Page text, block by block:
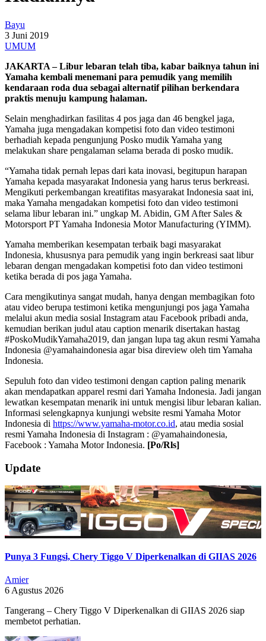
Bayu
3 Juni 2019
UMUM
JAKARTA – Libur lebaran telah tiba, kabar baiknya tahun ini
Yamaha kembali menemani para pemudik yang memilih
kendaraan roda dua sebagai alternatif pilihan berkendara
praktis menuju kampung halaman.
Selain menghadirkan fasilitas 4 pos jaga dan 46 bengkel jaga,
Yamaha juga mengadakan kompetisi foto dan video testimoni
berhadiah kepada pengunjung Posko mudik Yamaha yang
melakukan share pengalaman selama berada di posko mudik.
“Yamaha tidak pernah lepas dari kata inovasi, begitupun harapan
Yamaha kepada masyarakat Indonesia yang harus terus berkreasi.
Mengikuti perkembangan kreatifitas masyarakat Indonesia saat ini,
maka Yamaha mengadakan kompetisi foto dan video testimoni
selama libur lebaran ini.” ungkap M. Abidin, GM After Sales &
Motorsport PT Yamaha Indonesia Motor Manufacturing (YIMM).
Yamaha memberikan kesempatan terbaik bagi masyarakat
Indonesia, khususnya para pemudik yang ingin berkreasi saat libur
lebaran dengan mengadakan kompetisi foto dan video testimoni
ketika berada di pos jaga Yamaha.
Cara mengikutinya sangat mudah, hanya dengan membagikan foto
atau video berupa testimoni ketika mengunjungi pos jaga Yamaha
melalui akun media sosial Instagram atau Facebook pribadi anda,
kemudian berikan judul atau caption menarik disertakan hastag
#PoskoMudikYamaha2019, dan jangan lupa tag akun resmi Yamaha
Indonesia @yamahaindonesia agar bisa direview oleh tim Yamaha
Indonesia.
Sepuluh foto dan video testimoni dengan caption paling menarik
akan mendapatkan apparel resmi dari Yamaha Indonesia. Jadi jangan
lewatkan kesempatan menarik ini untuk mengisi libur lebaran kalian.
Informasi selengkapnya kunjungi website resmi Yamaha Motor
Indonesia di https://www.yamaha-motor.co.id, atau media sosial
resmi Yamaha Indonesia di Instagram : @yamahaindonesia,
Facebook : Yamaha Motor Indonesia. [Po/Rls]
2019-
06-
03
Update
Punya 3 Fungsi, Chery Tiggo V Diperkenalkan di GIIAS 2026
Amier
6 Agustus 2026
Tangerang – Chery Tiggo V Diperkenalkan di GIIAS 2026 siap
membetot perhatian.